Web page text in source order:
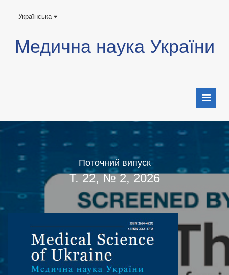
Українська
Медична наука України
Поточний випуск
Т. 22, № 2, 2026